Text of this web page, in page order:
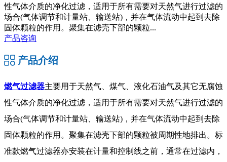
性气体介质的净化过滤，适用于所有需要对天然气进行过滤的
场合(气体调节和计量站、输送站)，并在气体流动中起到去除
固体颗粒的作用。聚集在滤壳下部的颗粒...
产品咨询
产品介绍
燃气过滤器主要用于天然气、煤气、液化石油气及其它无腐蚀
性气体介质的净化过滤，适用于所有需要对天然气进行过滤的
场合(气体调节和计量站、输送站)，并在气体流动中起到去除
固体颗粒的作用。聚集在滤壳下部的颗粒被周期性地排出。标
准款燃气过滤器亦安装在计量和控制线之前，通常在过滤内，